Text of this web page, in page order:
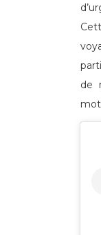
de